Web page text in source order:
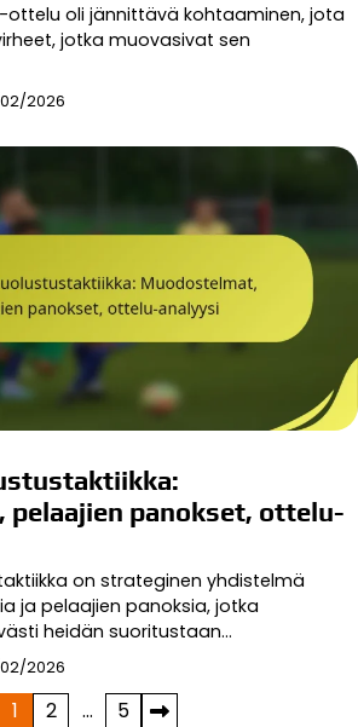
ottelu oli jännittävä kohtaaminen, jota
jotka muovasivat sen
2026
pelaajien panokset, ottelu-
on strateginen yhdistelmä
ja pelaajien panoksia, jotka
heidän suoritustaan…
2026
1 2 … 5